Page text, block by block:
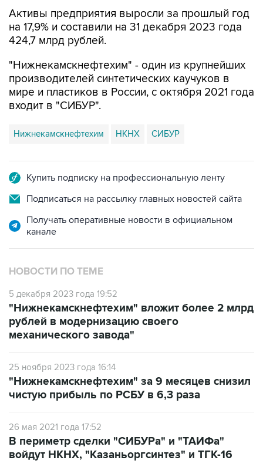
424,7 млрд рублей.
"Нижнекамскнефтехим" - один из крупнейших
мире и пластиков в России, с октября 2021 года
входит в "СИБУР".
Нижнекамскнефтехим
Подписаться на рассылку главных новостей сайта
Получать оперативные новости в официальном
НОВОСТИ ПО ТЕМЕ
5 декабря 2023 года 19:52
рублей в модернизацию своего
механического завода"
чистую прибыль по РСБУ в 6,3 раза
26 мая 2021 года 17:52
войдут НКНХ, "Казаньоргсинтез" и ТГК-16